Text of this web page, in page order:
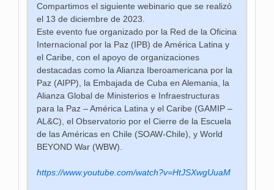
Compartimos el siguiente webinario que se realizó
el 13 de diciembre de 2023.
Este evento fue organizado por la Red de la Oficina
Internacional por la Paz (IPB) de América Latina y
el Caribe, con el apoyo de organizaciones
destacadas como la Alianza Iberoamericana por la
Paz (AIPP), la Embajada de Cuba en Alemania, la
Alianza Global de Ministerios e Infraestructuras
para la Paz – América Latina y el Caribe (GAMIP –
AL&C), el Observatorio por el Cierre de la Escuela
de las Américas en Chile (SOAW-Chile), y World
BEYOND War (WBW).
https://www.youtube.com/watch?v=HtJSXwgUuaM